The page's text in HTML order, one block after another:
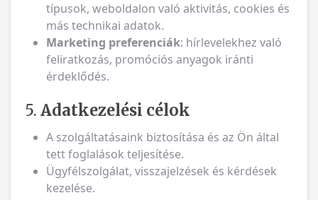
típusok, weboldalon való aktivitás, cookies és
más technikai adatok.
Marketing preferenciák: hírlevelekhez való
feliratkozás, promóciós anyagok iránti
érdeklődés.
5. Adatkezelési célok
A szolgáltatásaink biztosítása és az Ön által
tett foglalások teljesítése.
Ügyfélszolgálat, visszajelzések és kérdések
kezelése.